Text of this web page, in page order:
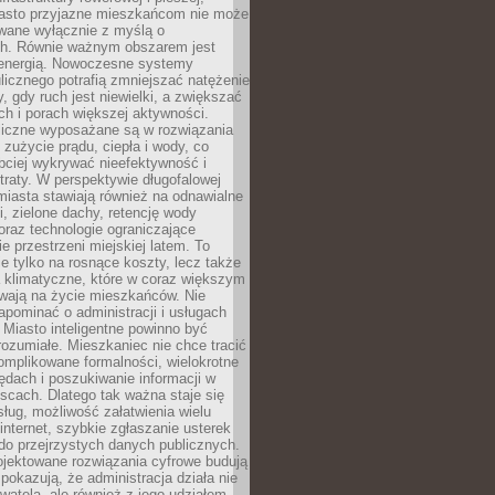
przyjazne mieszkańcom nie może
wyłącznie z myślą o
Równie ważnym obszarem jest
Nowoczesne systemy
potrafią zmniejszać natężenie
gdy ruch jest niewielki, a zwiększać
i porach większej aktywności.
wyposażane są w rozwiązania
prądu, ciepła i wody, co
wykrywać nieefektywność i
W perspektywie długofalowej
stawiają również na odnawialne
zielone dachy, retencję wody
technologie ograniczające
przestrzeni miejskiej latem. To
tylko na rosnące koszty, lecz także
klimatyczne, które w coraz większym
na życie mieszkańców. Nie
o administracji i usługach
inteligentne powinno być
Mieszkaniec nie chce tracić
formalności, wielokrotne
i poszukiwanie informacji w
Dlatego tak ważna staje się
możliwość załatwienia wielu
szybkie zgłaszanie usterek
przejrzystych danych publicznych.
rozwiązania cyfrowe budują
że administracja działa nie